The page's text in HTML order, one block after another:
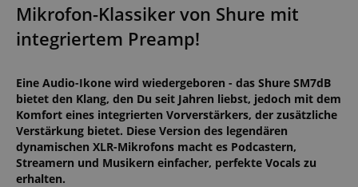
Mikrofon-Klassiker von Shure mit
integriertem Preamp!
Eine Audio-Ikone wird wiedergeboren - das Shure SM7dB
bietet den Klang, den Du seit Jahren liebst, jedoch mit dem
Komfort eines integrierten Vorverstärkers, der zusätzliche
Verstärkung bietet. Diese Version des legendären
dynamischen XLR-Mikrofons macht es Podcastern,
Streamern und Musikern einfacher, perfekte Vocals zu
erhalten.